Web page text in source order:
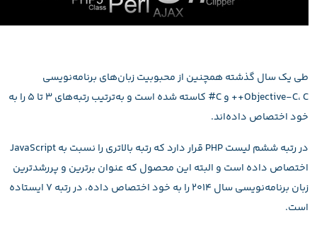
طی یک سال گذشته همچنین از محبوبیت زبان‌های برنامه‌نویسی
Objective-C، C++ و C# کاسته شده است و به‌ترتیب رتبه‌های ۳ تا ۵ را به
خود اختصاص داده‌اند.
در رتبه ششم لیست PHP قرار دارد که رتبه بالاتری را نسبت به JavaScript
اختصاص داده است و البته این محصول که عنوان برترین و پررشد‌ترین
زبان برنامه‌نویسی سال ۲۰۱۴ را به خود اختصاص داده، در رتبه ۷ ایستاده
است.